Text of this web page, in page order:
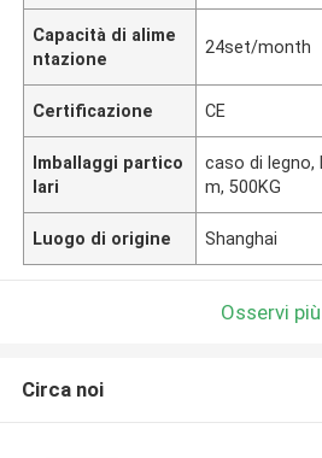
Capacità di alime
ntazione
24set/month
Certificazione CE
Imballaggi partico
lari
caso di legno,
m, 500KG
Luogo di origine Shanghai
Osservi più
Circa noi